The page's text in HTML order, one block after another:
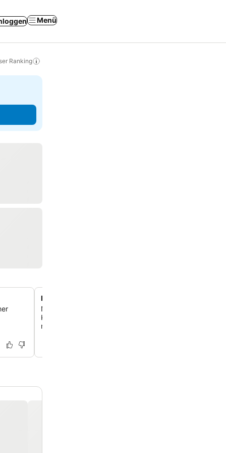
Menü
Ranking
Bequemer Shuttle zum Hafen von Miami
Nutze den Shuttleservice zum Hafen von Miami, der dir
Kreuzfahrt einen stressfreien Aufenthalt ermöglicht
mit deinem Kreuzfahrtterminal verbindet.